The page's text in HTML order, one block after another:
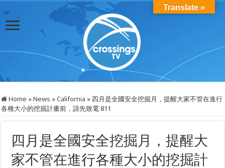
Home »News »California » 四月是全國安全挖掘月，提醒大家不管在進行
各種大小的挖掘計畫前，請先致電 811
四月是全國安全挖掘月，提醒大
家不管在進行各種大小的挖掘計
Translate »